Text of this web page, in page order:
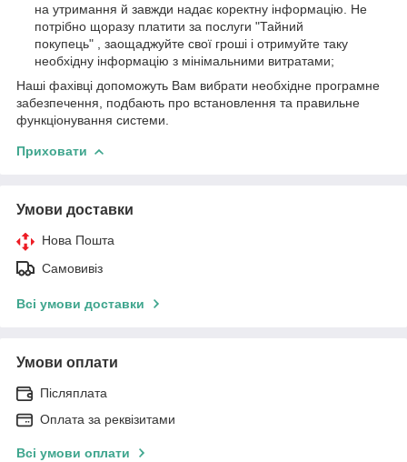
на утримання й завжди надає коректну інформацію. Не
потрібно щоразу платити за послуги "Тайний
покупець" , заощаджуйте свої гроші і отримуйте таку
необхідну інформацію з мінімальними витратами;
Наші фахівці допоможуть Вам вибрати необхідне програмне
забезпечення, подбають про встановлення та правильне
функціонування системи.
Приховати
Умови доставки
Нова Пошта
Самовивіз
Всі умови доставки
Умови оплати
Післяплата
Оплата за реквізитами
Всі умови оплати